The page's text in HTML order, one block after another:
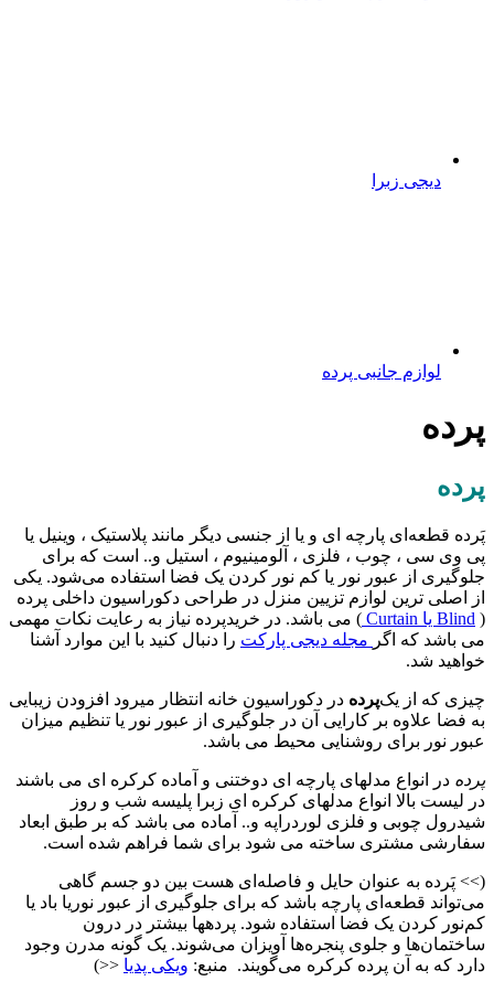
دیجی زبرا
لوازم جانبی پرده
قطعه‌ای پارچه ای و یا از جنسی دیگر مانند پلاستیک ، وینیل یا
وی سی ، چوب ، فلزی ، آلومینیوم ، استیل و.. است که برای
از عبور نور یا کم نور کردن یک فضا استفاده می‌شود. یکی
اصلی ترین لوازم تزیین منزل در طراحی دکوراسیون داخلی پرده
Blind یا Curtain
) می باشد. در خریدپرده نیاز به رعایت نکات مهمی
باشد که اگرمجله دیجی پارکترا دنبال کنید با این موارد آشنا
شد.
که از یک‌پردهدر دکوراسیون خانه انتظار میرود افزودن زیبایی
فضا علاوه بر کارایی آن در جلوگیری از عبور نور یا تنظیم میزان
نور برای روشنایی محیط می باشد.
در انواع مدلهای پارچه ای دوختنی و آماده کرکره ای می باشند
لیست بالا انواع مدلهای کرکره ای زبرا پلیسه شب و روز
چوبی و فلزی لوردراپه و.. آماده می باشد که بر طبق ابعاد
مشتری ساخته می شود برای شما فراهم شده است.
پَرده به عنوان حایل و فاصله‌ای هست بین دو جسم گاهی
قطعه‌ای پارچه باشد که برای جلوگیری از عبور نوریا باد یا
کردن یک فضا استفاده شود. پردهها بیشتر در درون
و جلوی پنجره‌ها آویزان می‌شوند. یک گونه مدرن وجود
که به آن پرده کرکره می‌گویند. منبع:ویکی پدیا<<)